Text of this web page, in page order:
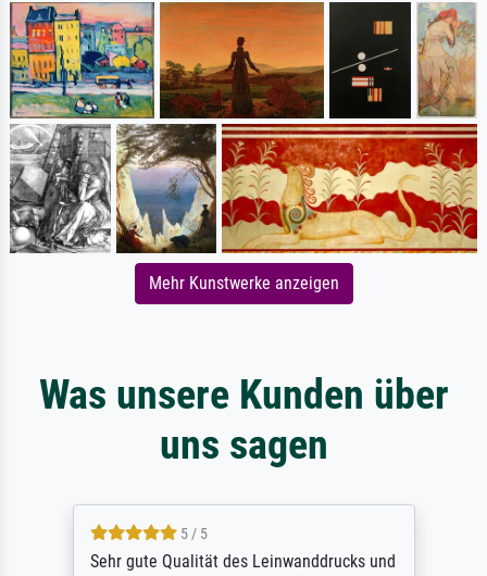
Mehr Kunstwerke anzeigen
Was unsere Kunden über
uns sagen
5 / 5
Sehr gute Qualität des Leinwanddrucks und